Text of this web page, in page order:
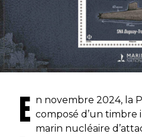
E n novembre 2024, la
composé d’un timbre
marin nucléaire